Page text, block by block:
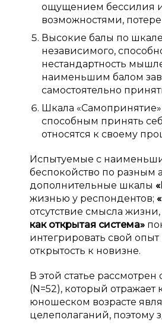
ощущением бессилия
возможностями,
Высокие балы по шкале
независимого,
нестандартность
наименьшим балом
самостоятельно
Шкала
способным принять
относятся к своему
Испытуемые с
беспокойство по разным
дополнительные шкалы
жизнью у респондентов;
отсутствие смысла
как открытая система»
интегрировать свой
открытость к новизне.
В этой статье
(N=52), который
юношеском возрасте
целеполаганий, поэтому